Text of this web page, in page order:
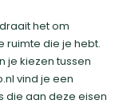
het om
ruimte die je hebt.
je kiezen tussen
vind je een
aan deze eisen